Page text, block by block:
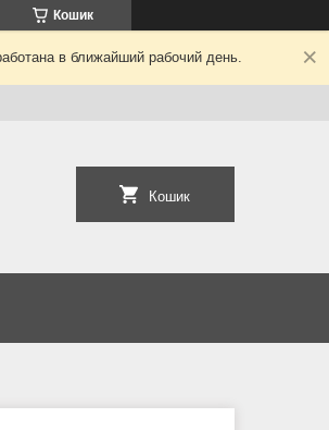
Кошик
в ближайший рабочий день.
Кошик